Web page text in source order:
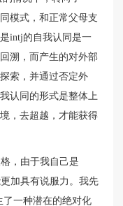
模式，和正常父母支
intj的自我认同是一
溯，而产生的对外部
索，并通过否定外
认同的形式是整体上
，去超越，才能获得
，由于我自己是
加具有说服力。我先
了一种潜在的绝对化